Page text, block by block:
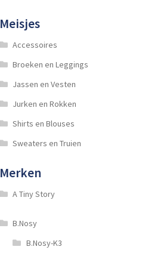
Meisjes
Accessoires
Broeken en Leggings
Jassen en Vesten
Jurken en Rokken
Shirts en Blouses
Sweaters en Truien
Merken
A Tiny Story
B.Nosy
B.Nosy-K3